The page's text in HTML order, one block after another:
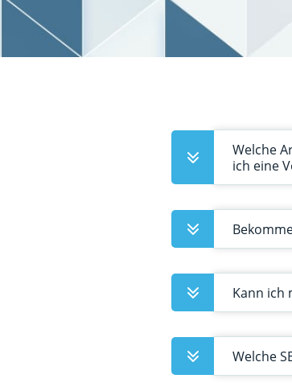
Welche
ich eine
Kann ich
Welche